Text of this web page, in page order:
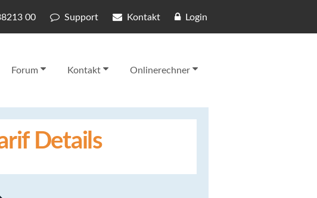
00 Support Kontakt Login
Forum Kontakt Onlinerechner
Details